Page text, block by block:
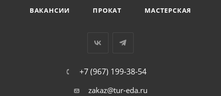
ВАКАНСИИ
ПРОКАТ МАСТЕРСКАЯ
+7 (967) 199-38-54
zakaz@tur-eda.ru